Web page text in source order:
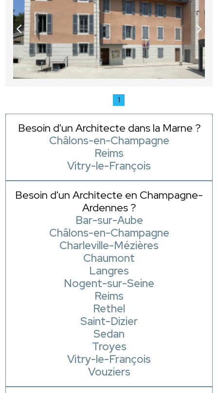
1
Besoin d'un Architecte dans la Marne ?
Châlons-en-Champagne
Reims
Vitry-le-François
Besoin d'un Architecte en Champagne-
Ardennes ?
Bar-sur-Aube
Châlons-en-Champagne
Charleville-Mézières
Chaumont
Langres
Nogent-sur-Seine
Reims
Rethel
Saint-Dizier
Sedan
Troyes
Vitry-le-François
Vouziers